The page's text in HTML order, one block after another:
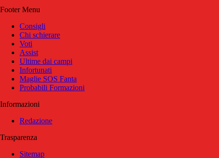
Footer Menu
Consigli
Chi schierare
Voti
Assist
Ultime dai campi
Infortunati
Maglie SOS Fanta
Probabili Formazioni
Informazioni
Redazione
Trasparenza
Sitemap